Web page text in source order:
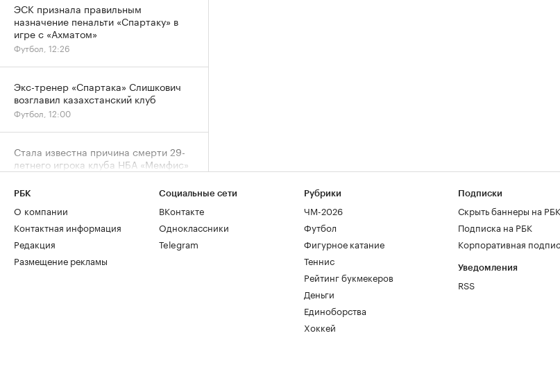
ЭСК признала правильным
назначение пенальти «Спартаку» в
игре с «Ахматом»
Футбол, 12:26
Экс-тренер «Спартака» Слишкович
возглавил казахстанский клуб
Футбол, 12:00
Стала известна причина смерти 29-
летнего игрока клуба НБА «Мемфис»
Кларка
Баскетбол, 11:25
«Фламенго» отказался от трансфера
футболиста «Зенита» Луиса Энрике
Футбол, 11:00
РБК
О компании
Контактная информация
Редакция
Размещение рекламы
Социальные сети
ВКонтакте
Одноклассники
Telegram
Рубрики
ЧМ-2026
Футбол
Фигурное катание
Теннис
Рейтинг букмекеров
Деньги
Единоборства
Хоккей
Подписки
Скрыть баннеры на РБК
Подписка на РБК
Корпоративная
Уведомления
RSS